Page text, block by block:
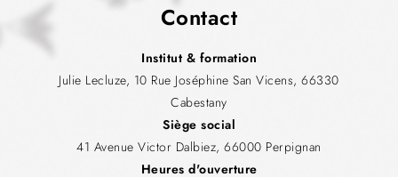
Contact
Institut & formation
Julie Lecluze, 10 Rue Joséphine San Vicens, 66330
Cabestany
Siège social
41 Avenue Victor Dalbiez, 66000 Perpignan
Heures d'ouverture